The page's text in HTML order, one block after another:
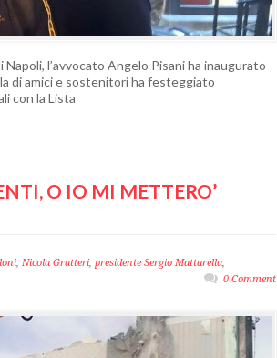
l’avvocato Angelo Pisani ha inaugurato
di amici e sostenitori ha festeggiato
con la Lista
O IO MI METTERO’
, Nicola Gratteri, presidente Sergio Mattarella,
0 Comment